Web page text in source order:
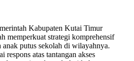
Kabupaten Kutai Timur
memperkuat strategi komprehensif
anak putus sekolah di wilayahnya.
respons atas tantangan akses